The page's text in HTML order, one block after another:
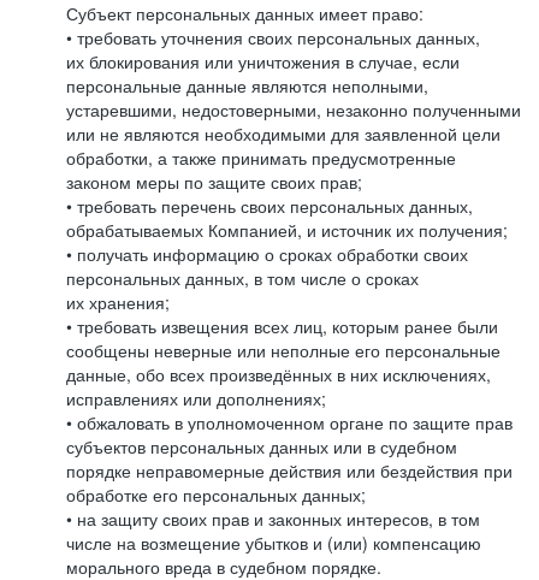
Субъект персональных данных имеет право:
• требовать уточнения своих персональных данных,
их блокирования или уничтожения в случае, если
персональные данные являются неполными,
устаревшими, недостоверными, незаконно полученными
или не являются необходимыми для заявленной цели
обработки, а также принимать предусмотренные
законом меры по защите своих прав;
• требовать перечень своих персональных данных,
обрабатываемых Компанией, и источник их получения;
• получать информацию о сроках обработки своих
персональных данных, в том числе о сроках
их хранения;
• требовать извещения всех лиц, которым ранее были
сообщены неверные или неполные его персональные
данные, обо всех произведённых в них исключениях,
исправлениях или дополнениях;
• обжаловать в уполномоченном органе по защите прав
субъектов персональных данных или в судебном
порядке неправомерные действия или бездействия при
обработке его персональных данных;
• на защиту своих прав и законных интересов, в том
числе на возмещение убытков и (или) компенсацию
морального вреда в судебном порядке.